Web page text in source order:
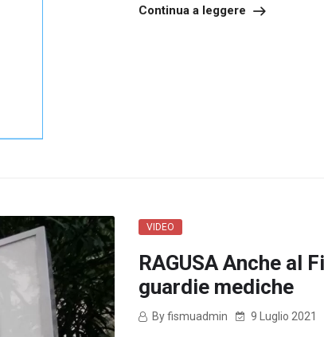
Continua a leggere
VIDEO
RAGUSA Anche al
guardie mediche
By fismuadmin 9 Luglio 2021